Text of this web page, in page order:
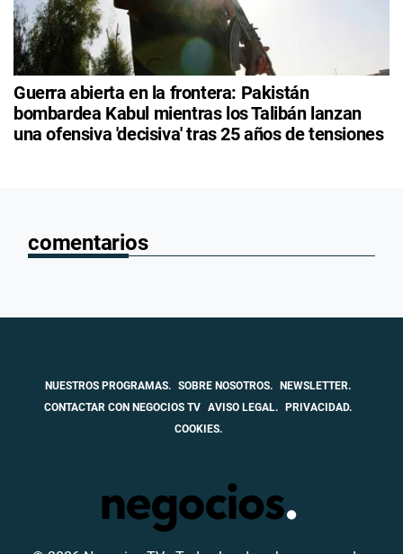
Guerra abierta en la frontera: Pakistán
bombardea Kabul mientras los Talibán lanzan
una ofensiva 'decisiva' tras 25 años de tensiones
comentarios
NUESTROS PROGRAMAS. SOBRE NOSOTROS.
NEWSLETTER.
CONTACTAR CON NEGOCIOS TV AVISO LEGAL.
PRIVACIDAD.
COOKIES.